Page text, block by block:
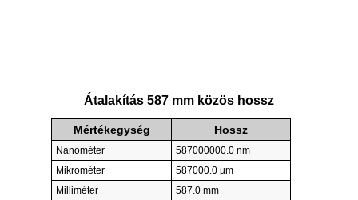
Átalakítás 587 mm közös hossz
Mértékegység Hossz
Nanométer
587000000.0 nm
Mikrométer
587000.0 µm
Milliméter
587.0 mm